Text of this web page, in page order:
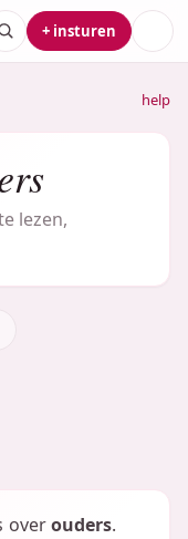
+ insturen
help
lezen,
overouders.